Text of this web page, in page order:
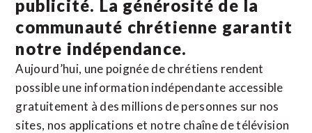
publicité. La générosité de la
communauté chrétienne garantit
notre indépendance.
Aujourd’hui, une poignée de chrétiens rendent
possible une information indépendante accessible
gratuitement à des millions de personnes sur nos
sites, nos applications et notre chaîne de télévision